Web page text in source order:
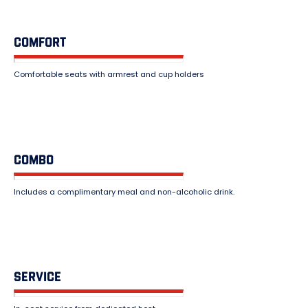
COMFORT
Comfortable seats with armrest and cup holders
COMBO
Includes a complimentary meal and non-alcoholic drink.
SERVICE